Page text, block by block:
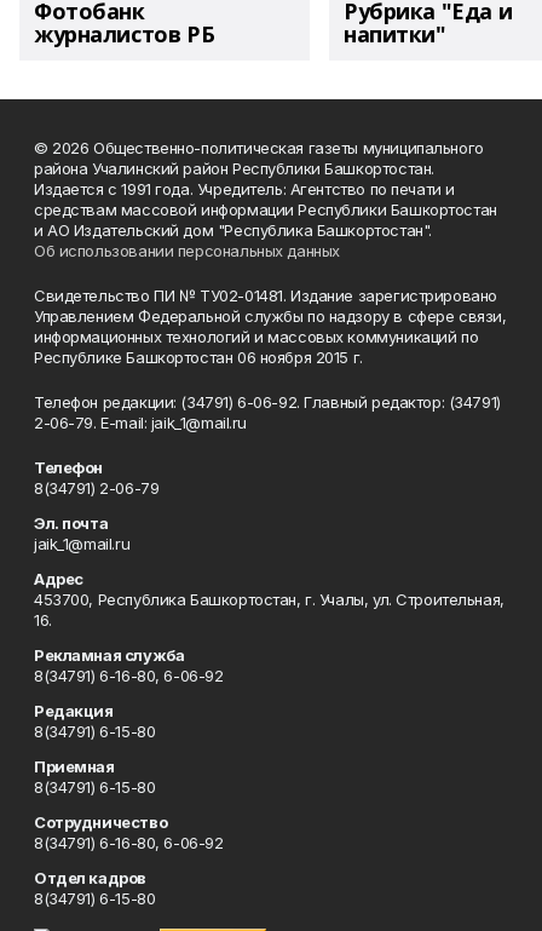
Фотобанк
журналистов РБ
Рубрика "Еда и
напитки"
© 2026 Общественно-политическая газеты муниципального
района Учалинский район Республики Башкортостан.
Издается с 1991 года. Учредитель: Агентство по печати и
средствам массовой информации Республики Башкортостан
и АО Издательский дом "Республика Башкортостан".
Об использовании персональных данных
Свидетельство ПИ № ТУ02-01481. Издание зарегистрировано
Управлением Федеральной службы по надзору в сфере связи,
информационных технологий и массовых коммуникаций по
Республике Башкортостан 06 ноября 2015 г.
Телефон редакции: (34791) 6-06-92. Главный редактор: (34791)
2-06-79. Е-mаil: jaik_1@mail.ru
Телефон
8(34791) 2-06-79
Эл. почта
jaik_1@mail.ru
Адрес
453700, Республика Башкортостан, г. Учалы, ул. Строительная,
16.
Рекламная служба
8(34791) 6-16-80, 6-06-92
Редакция
8(34791) 6-15-80
Приемная
8(34791) 6-15-80
Сотрудничество
8(34791) 6-16-80, 6-06-92
Отдел кадров
8(34791) 6-15-80